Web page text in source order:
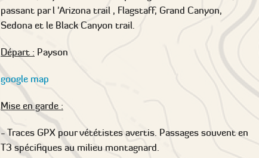
passant par l 'Arizona trail , Flagstaff, Grand Canyon,
Sedona et le Black Canyon trail.
Départ : Payson
google map
Mise en garde :
- Traces GPX pour vététistes avertis. Passages souvent en
T3 spécifiques au milieu montagnard.